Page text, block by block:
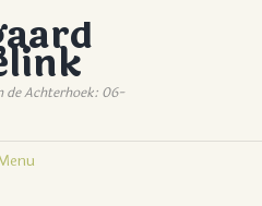
de Achterhoek: 06-